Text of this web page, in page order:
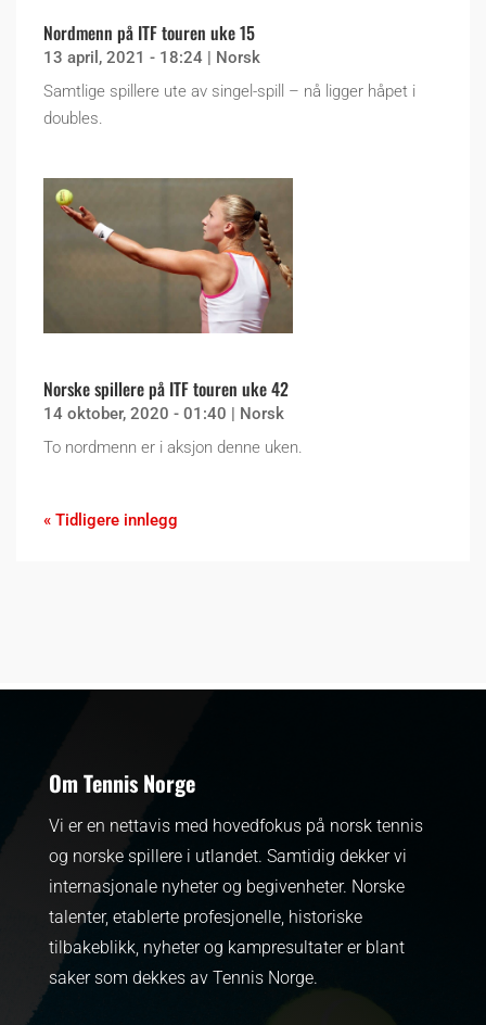
Nordmenn på ITF touren uke 15
13 april, 2021 - 18:24 | Norsk
Samtlige spillere ute av singel-spill – nå ligger håpet i
doubles.
Norske spillere på ITF touren uke 42
14 oktober, 2020 - 01:40
Norsk
To nordmenn er i aksjon denne uken.
« Tidligere innlegg
Om Tennis Norge
Vi er en nettavis med hovedfokus på norsk tennis
og norske spillere i utlandet. Samtidig dekker vi
internasjonale nyheter og begivenheter. Norske
talenter, etablerte profesjonelle, historiske
tilbakeblikk, nyheter og kampresultater er blant
saker som dekkes av Tennis Norge.